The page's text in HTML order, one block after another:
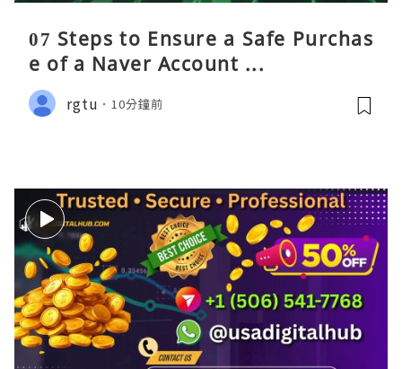
07 Steps to Ensure a Safe Purchas
e of a Naver Account ...
rgtu 10分鐘前